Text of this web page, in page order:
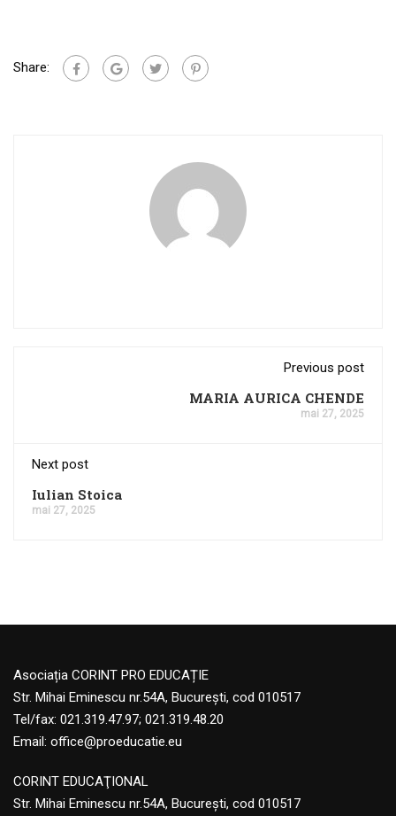
Share:
Previous post
MARIA AURICA CHENDE
mai 27, 2025
Next post
Iulian Stoica
mai 27, 2025
Asociația CORINT PRO EDUCAȚIE
Str. Mihai Eminescu nr.54A, București, cod 010517
Tel/fax: 021.319.47.97; 021.319.48.20
Email: office@proeducatie.eu
CORINT EDUCAŢIONAL
Str. Mihai Eminescu nr.54A, Bucureşti, cod 010517